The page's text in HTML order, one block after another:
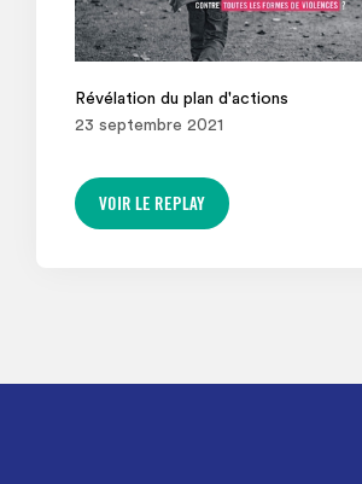
Révélation du plan d'actions
23 septembre 2021
VOIR LE REPLAY